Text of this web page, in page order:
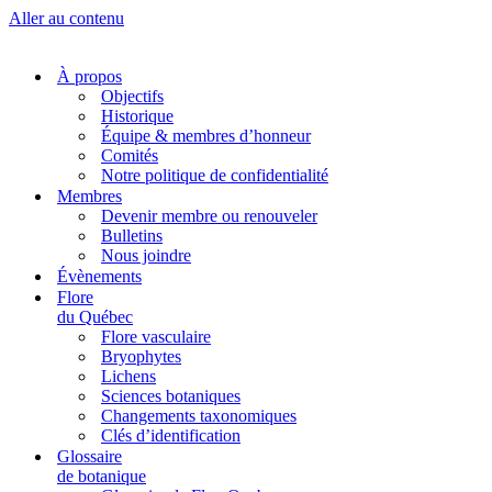
Aller au contenu
À propos
Objectifs
Historique
Équipe & membres d’honneur
Comités
Notre politique de confidentialité
Membres
Devenir membre ou renouveler
Bulletins
Nous joindre
Évènements
Flore
du Québec
Flore vasculaire
Bryophytes
Lichens
Sciences botaniques
Changements taxonomiques
Clés d’identification
Glossaire
de botanique